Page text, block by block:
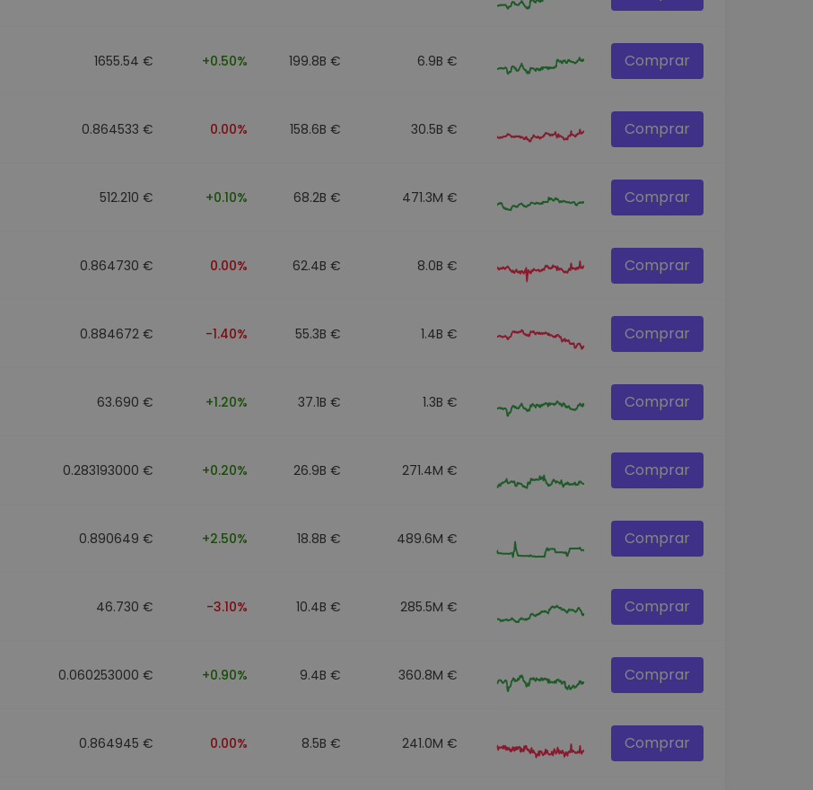
1655.54 € +0.50% 199.8B € 6.9B € Comprar
0.864533 € 0.00% 158.6B € 30.5B € Comprar
512.210 € +0.10% 68.2B € 471.3M € Comprar
0.864730 € 0.00% 62.4B € 8.0B € Comprar
0.884672 € -1.40% 55.3B € 1.4B € Comprar
63.690 € +1.20% 37.1B € 1.3B € Comprar
0.283193000 € +0.20% 26.9B € 271.4M € Comprar
0.890649 € +2.50% 18.8B € 489.6M € Comprar
46.730 € -3.10% 10.4B € 285.5M € Comprar
0.060253000 € +0.90% 9.4B € 360.8M € Comprar
0.864945 € 0.00% 8.5B € 241.0M € Comprar